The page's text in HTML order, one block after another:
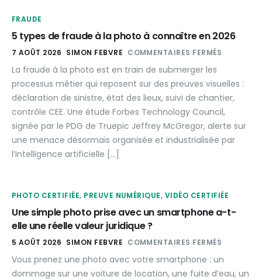
FRAUDE
5 types de fraude à la photo à connaître en 2026
7 AOÛT 2026 SIMON FEBVRE COMMENTAIRES FERMÉS
La fraude à la photo est en train de submerger les
processus métier qui reposent sur des preuves visuelles :
déclaration de sinistre, état des lieux, suivi de chantier,
contrôle CEE. Une étude Forbes Technology Council,
signée par le PDG de Truepic Jeffrey McGregor, alerte sur
une menace désormais organisée et industrialisée par
l’intelligence artificielle […]
PHOTO CERTIFIÉE, PREUVE NUMÉRIQUE, VIDÉO CERTIFIÉE
Une simple photo prise avec un smartphone a-t-
elle une réelle valeur juridique ?
5 AOÛT 2026 SIMON FEBVRE COMMENTAIRES FERMÉS
Vous prenez une photo avec votre smartphone : un
dommage sur une voiture de location, une fuite d’eau, un